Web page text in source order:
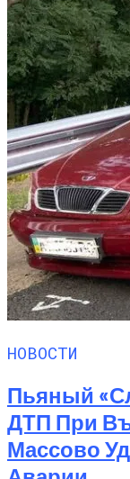
НОВОСТИ
Пьяный
ДТП При
Массово